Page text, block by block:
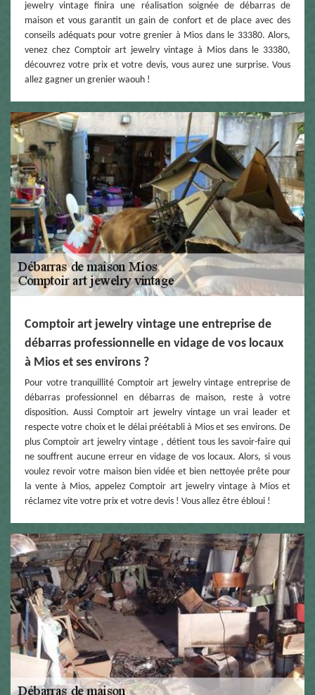
jewelry vintage finira une réalisation soignée de débarras de
maison et vous garantit un gain de confort et de place avec des
conseils adéquats pour votre grenier à Mios dans le 33380. Alors,
venez chez Comptoir art jewelry vintage à Mios dans le 33380,
découvrez votre prix et votre devis, vous aurez une surprise. Vous
allez gagner un grenier waouh !
Comptoir art jewelry vintage une entreprise de
débarras professionnelle en vidage de vos locaux
à Mios et ses environs ?
Pour votre tranquillité Comptoir art jewelry vintage entreprise de
débarras professionnel en débarras de maison, reste à votre
disposition. Aussi Comptoir art jewelry vintage un vrai leader et
respecte votre choix et le délai préétabli à Mios et ses environs. De
plus Comptoir art jewelry vintage , détient tous les savoir-faire qui
ne souffrent aucune erreur en vidage de vos locaux. Alors, si vous
voulez revoir votre maison bien vidée et bien nettoyée prête pour
la vente à Mios, appelez Comptoir art jewelry vintage à Mios et
réclamez vite votre prix et votre devis ! Vous allez être ébloui !